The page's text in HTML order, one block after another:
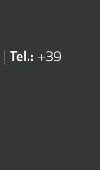
| Tel.: +39